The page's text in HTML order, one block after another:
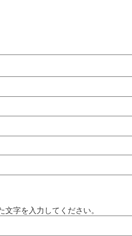
文字を入力してください。